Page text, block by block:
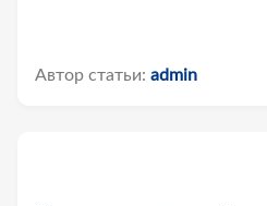
Автор статьи: admin